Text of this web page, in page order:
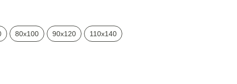
80х100 90х120 110х140